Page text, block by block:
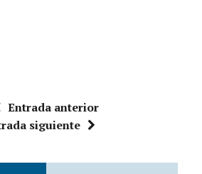
Entrada anterior
siguiente